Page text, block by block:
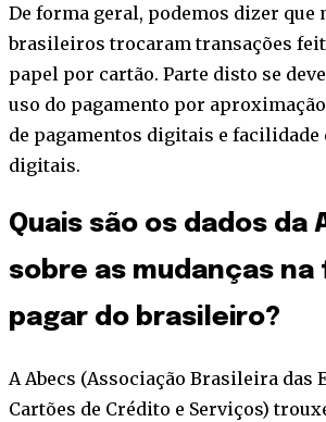
De forma geral, podemos dizer que
brasileiros trocaram transações
papel por cartão. Parte disto se
uso do pagamento por
de pagamentos digitais e facilidade
digitais.
Quais são os dados da
sobre as mudanças na
pagar do brasileiro?
A Abecs (Associação Brasileira das
Cartões de Crédito e Serviços)